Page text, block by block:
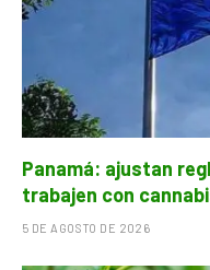
Panamá: ajustan
trabajen con
5 DE AGOSTO DE 2026